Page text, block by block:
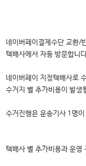
네이버페이결제수단 교환/
택배사에서 자동 방문합니
네이버페이 지정택배사로
수거지 별 추가비용이 발생
수거진행은 운송기사 1명
택배사 별 추가비용과 운영